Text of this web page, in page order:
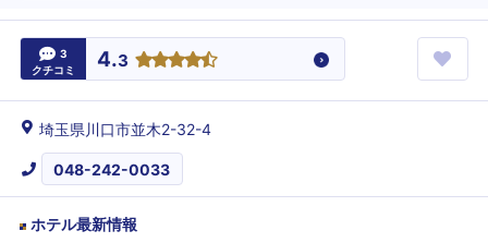
3
クチコミ
4.3
埼玉県川口市並木2-32-4
048-242-0033
ホテル最新情報